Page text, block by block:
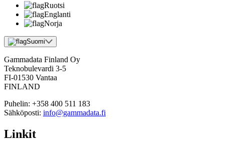
Ruotsi
Englanti
Norja
Suomi
Gammadata Finland Oy
Teknobulevardi 3-5
FI-01530 Vantaa
FINLAND
Puhelin: +358 400 511 183
Sähköposti: info@gammadata.fi
Linkit